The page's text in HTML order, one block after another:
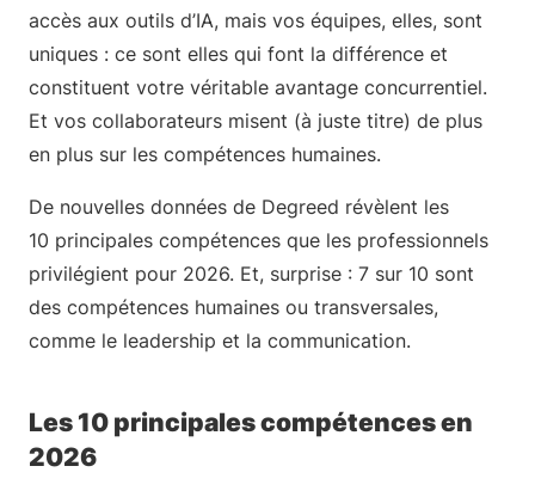
accès aux outils d’IA, mais vos équipes, elles, sont
uniques : ce sont elles qui font la différence et
constituent votre véritable avantage concurrentiel.
Et vos collaborateurs misent (à juste titre) de plus
en plus sur les compétences humaines.
De nouvelles données de Degreed révèlent les
10 principales compétences que les professionnels
privilégient pour 2026. Et, surprise : 7 sur 10 sont
des compétences humaines ou transversales,
comme le leadership et la communication.
Les 10 principales compétences en
2026